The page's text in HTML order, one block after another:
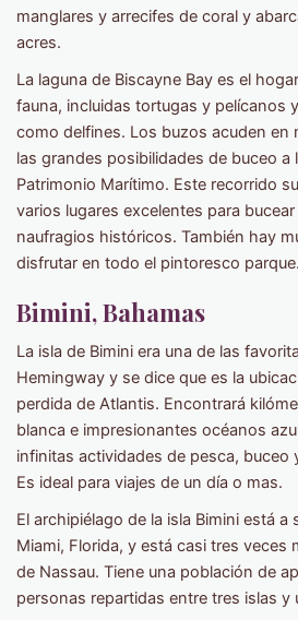
manglares y arrecifes de coral y
acres.
La laguna de Biscayne Bay es el
fauna, incluidas tortugas y pelícanos
como delfines. Los buzos acuden en
las grandes posibilidades de buceo a
Patrimonio Marítimo. Este recorrido
varios lugares excelentes para
naufragios históricos. También hay
disfrutar en todo el pintoresco parque.
Bimini, Bahamas
La isla de Bimini era una de las
Hemingway y se dice que es la
perdida de Atlantis. Encontrará
blanca e impresionantes océanos
infinitas actividades de pesca, buceo
Es ideal para viajes de un día o mas.
El archipiélago de la isla Bimini está
Miami, Florida, y está casi tres veces
de Nassau. Tiene una población de
personas repartidas entre tres islas y